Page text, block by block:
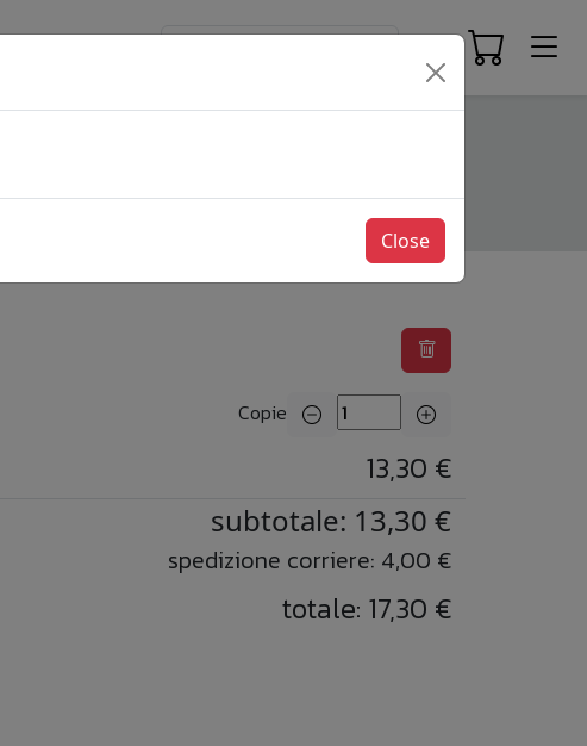
Copie
13,30 €
subtotale: 13,30 €
spedizione corriere: 4,00 €
totale: 17,30 €
Close